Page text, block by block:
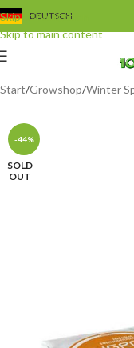
Skip to navigation
Skip to main content
DEUTSCH
Start/Growshop/Winter
-44%
SOLD
OUT